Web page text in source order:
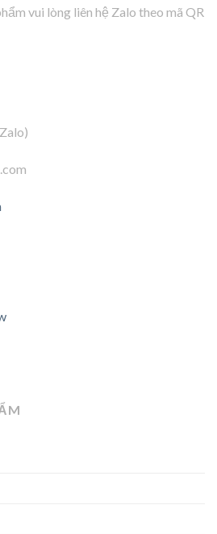
vui lòng liên hệ Zalo theo mã QR